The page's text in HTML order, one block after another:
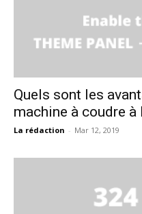
Quels sont les
machine à coudre à
La rédaction - Mar 12, 2019